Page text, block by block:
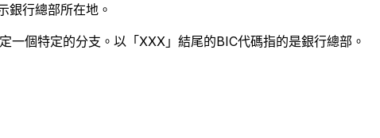
銀行總部所在地。
一個特定的分支。以「XXX」結尾的BIC代碼指的是銀行總部。